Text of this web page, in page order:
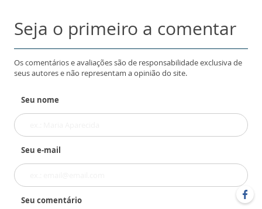
Seja o primeiro a comentar
Os comentários e avaliações são de responsabilidade exclusiva de
seus autores e não representam a opinião do site.
Seu nome
Seu e-mail
Seu comentário